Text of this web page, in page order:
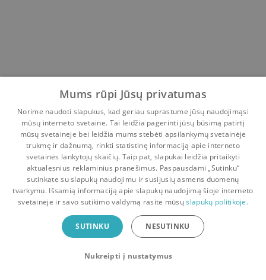
Pradinis Krepšelis Pokalbiai Pranešimai Paskyra
Bookswap programėlė
Mainykis knygomis dar patogiau!
Uždaryti
Mums rūpi Jūsų privatumas
Norime naudoti slapukus, kad geriau suprastume jūsų naudojimąsi
mūsų interneto svetaine. Tai leidžia pagerinti jūsų būsimą patirtį
mūsų svetainėje bei leidžia mums stebėti apsilankymų svetainėje
trukmę ir dažnumą, rinkti statistinę informaciją apie interneto
svetainės lankytojų skaičių. Taip pat, slapukai leidžia pritaikyti
aktualesnius reklaminius pranešimus. Paspausdami „Sutinku“
sutinkate su slapukų naudojimu ir susijusių asmens duomenų
tvarkymu. Išsamią informaciją apie slapukų naudojimą šioje interneto
svetainėje ir savo sutikimo valdymą rasite mūsųslapukų politikoje.
SUTINKU NESUTINKU
Nukreipti į nustatymus